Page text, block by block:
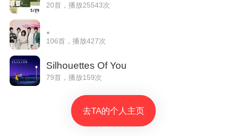
20首，播放25543次
。
106首，播放427次
Silhouettes Of You
79首，播放159次
去TA的个人主页